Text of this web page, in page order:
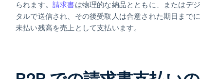
られます。 請求書は物理的な納品とともに、またはデジ
タルで送信され、その後受取人は合意された期日までに
未払い残高を売上として支払います。